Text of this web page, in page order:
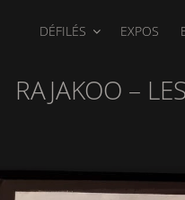
DÉFILÉS EXPOS
RAJAKOO –